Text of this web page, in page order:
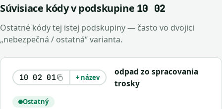
Súvisiace kódy v podskupine 10 02
Ostatné kódy tej istej podskupiny — často vo dvojici
„nebezpečná / ostatná“ varianta.
10 02 01 + název
odpad zo spracovania
trosky
Ostatný